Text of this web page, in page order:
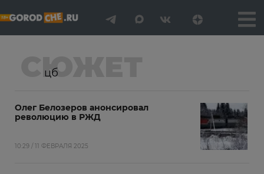
СЮЖЕТ
цб
Олег Белозеров анонсировал
революцию в РЖД
10:29 / 11 ФЕВРАЛЯ 2025